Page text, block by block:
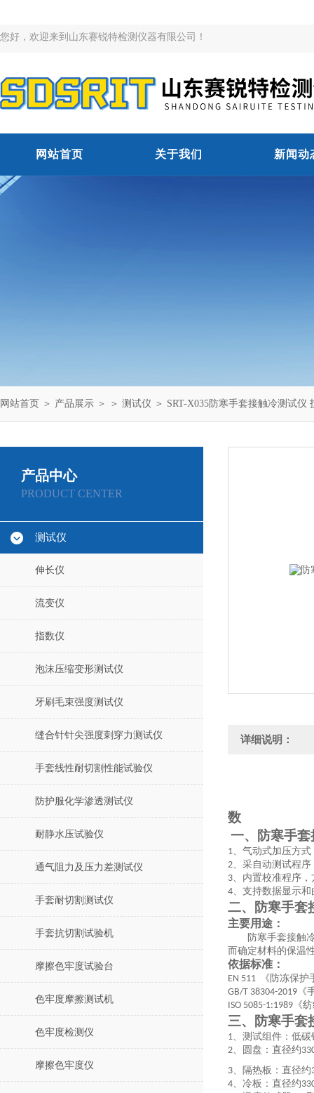
您好，欢迎来到山东赛锐特检测仪器有限公司！
网站首页 关于我们 新闻动
网站首页 ＞ 产品展示 ＞ ＞ 测试仪 ＞ SRT-X035防寒手套接触冷测试仪
产品中心
PRODUCT CENTER
测试仪
伸长仪
流变仪
指数仪
泡沫压缩变形测试仪
牙刷毛束强度测试仪
缝合针针尖强度刺穿力测试仪
手套线性耐切割性能试验仪
防护服化学渗透测试仪
耐静水压试验仪
通气阻力及压力差测试仪
手套耐切割测试仪
手套抗切割试验机
摩擦色牢度试验台
色牢度摩擦测试机
色牢度检测仪
摩擦色牢度仪
详细说明：
数
一、
防寒手
1、气动式加压方
2、采自动测试程
3、内置校准程序
4、支持数据显示
二、 防寒手套
主要用途：
防寒手套接触
而确定材料的保温
依据标准：
EN 511
《防冻保护
GB/T 38304-2019 《
ISO 5085-1:1989 《
三、 防寒手套
1、测试组件：低
2、圆盘：直径约
3 、隔热板：直径约
4 、冷板：直径约